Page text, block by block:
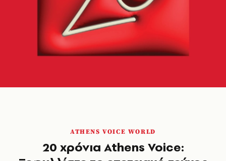
ATHENS VOICE WORLD
20 χρόνια Athens Voice: